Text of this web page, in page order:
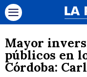
Mayor
públicos en
Córdoba: